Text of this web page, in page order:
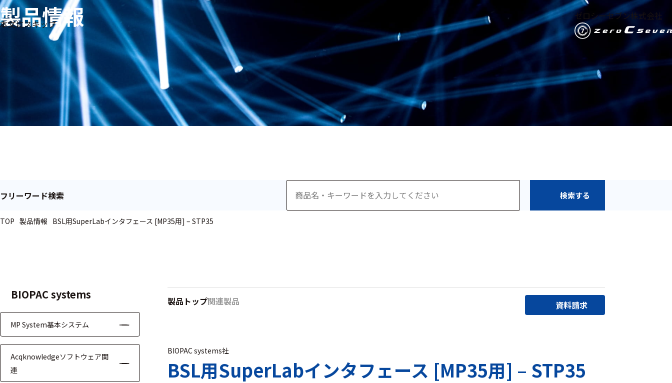
本文にスキップ
ゼロシーセブン株式会社
生体
信
号・
測定
メー
カー
フリ
検索
療
用
研
究
用
教
用
ワイヤレス・無
線対応
MRI対応
製品情報
フリーワード検索 検索する
TOP 製品情報 BSL用SuperLabインタフェース [MP35用] – STP35
BIOPAC systems
MP System基本システム
Acqknowledgeソフトウェア関
連
製品トップ関連製品 資料請求
BIOPAC systems社
BSL用SuperLabインタフェース [MP35用] – STP35